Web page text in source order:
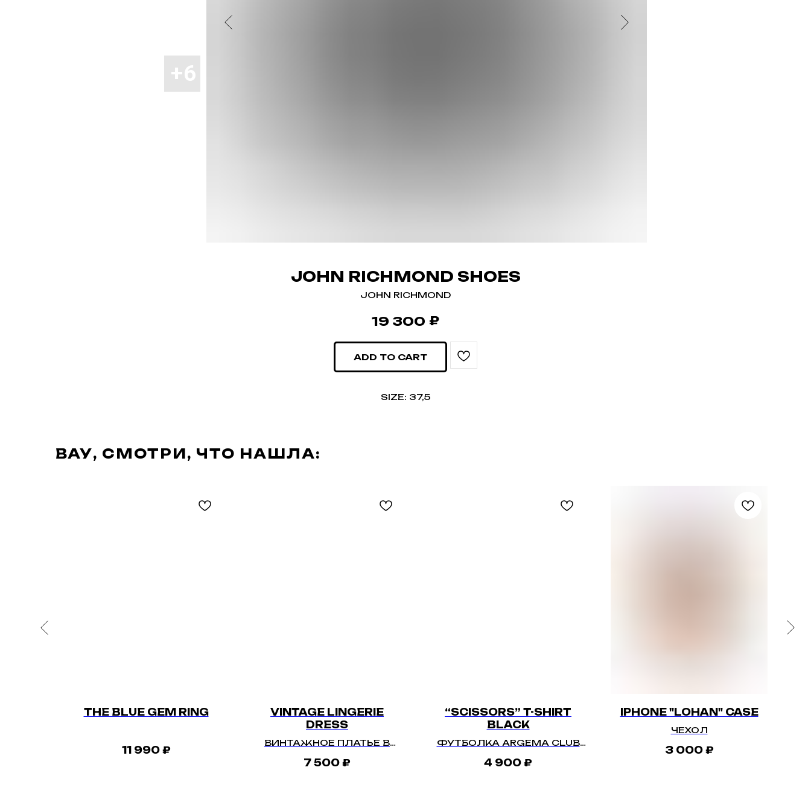
JOHN RICHMOND SHOES
JOHN RICHMOND
19 300 ₽
ADD TO CART
SIZE: 37,5
ВАУ, СМОТРИ, ЧТО НАШЛА:
THE BLUE GEM RING
11 990 ₽
VINTAGE LINGERIE
DRESS
ВИНТАЖНОЕ ПЛАТЬЕ В
7 500 ₽
“SCISSORS” T-SHIRT
BLACK
ФУТБОЛКА ARGEMA CLUB
ПРЕДЗАКАЗ
4 900 ₽
IPHONE "LOHAN" CASE
ЧЕХОЛ
3 000 ₽